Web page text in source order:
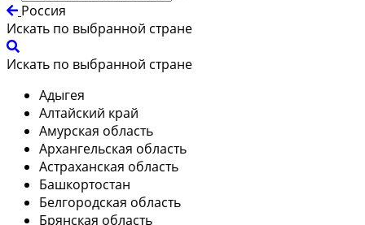
Россия
Искать по выбранной стране
Искать по выбранной стране
Адыгея
Алтайский край
Амурская область
Архангельская область
Астраханская область
Башкортостан
Белгородская область
Брянская область